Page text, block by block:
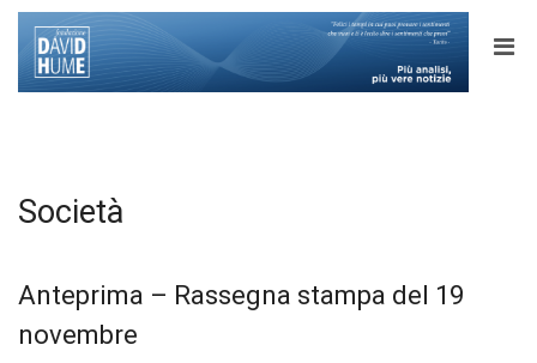
Società
Anteprima – Rassegna stampa del 19
novembre